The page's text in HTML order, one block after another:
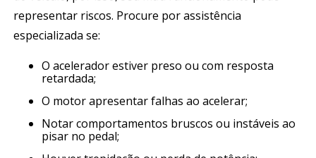
representar riscos. Procure por assistência
especializada se:
O acelerador estiver preso ou com resposta
retardada;
O motor apresentar falhas ao acelerar;
Notar comportamentos bruscos ou instáveis ao
pisar no pedal;